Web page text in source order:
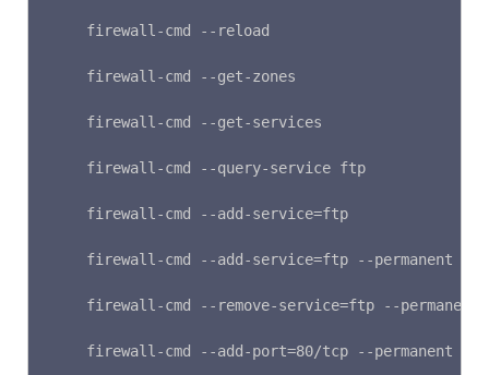
firewall-cmd --reload
firewall-cmd --get-zones
firewall-cmd --get-services
firewall-cmd --query-service ftp
firewall-cmd --add-service=ftp
firewall-cmd --add-service=ftp --permanent
firewall-cmd --remove-service=ftp --permanent
firewall-cmd --add-port=80/tcp --permanent